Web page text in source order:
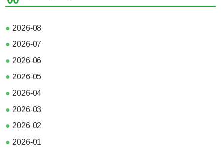
● 2026-08
● 2026-07
● 2026-06
● 2026-05
● 2026-04
● 2026-03
● 2026-02
● 2026-01